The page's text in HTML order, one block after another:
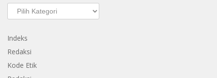
Kategori
Indeks
Redaksi
Kode Etik